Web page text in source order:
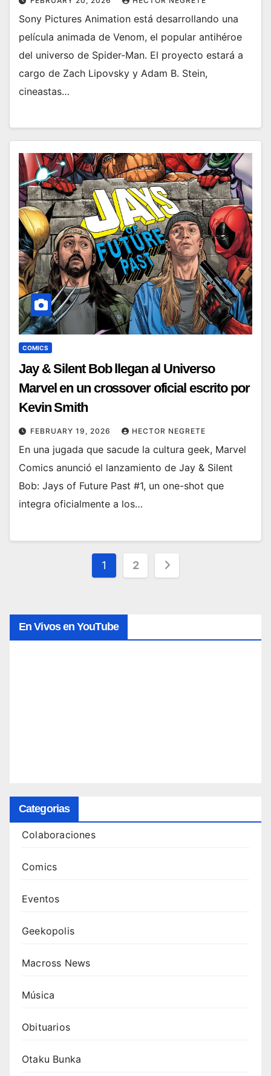
Sony Pictures Animation está desarrollando una
película animada de Venom, el popular antihéroe
del universo de Spider-Man. El proyecto estará a
cargo de Zach Lipovsky y Adam B. Stein,
cineastas…
COMICS
Jay & Silent Bob llegan al Universo
Marvel en un crossover oficial escrito por
Kevin Smith
FEBRUARY 19, 2026 HECTOR NEGRETE
En una jugada que sacude la cultura geek, Marvel
Comics anunció el lanzamiento de Jay & Silent
Bob: Jays of Future Past #1, un one-shot que
integra oficialmente a los…
Posts
1 2
En Vivos en YouTube
Categorias
Colaboraciones
Comics
Eventos
Geekopolis
Macross News
Música
Obituarios
Otaku Bunka